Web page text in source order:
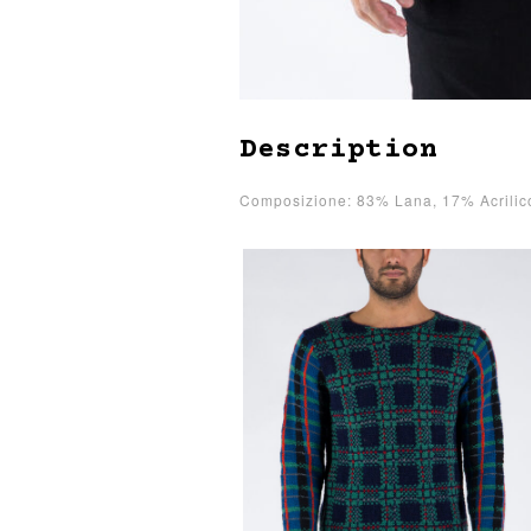
Description
Composizione: 83% Lana, 17%